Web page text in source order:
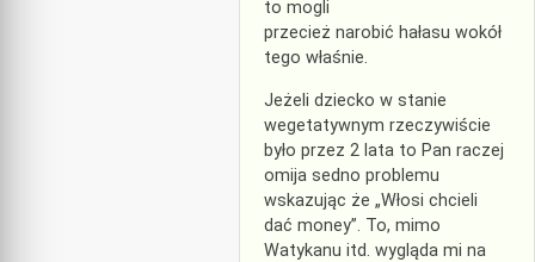
to mogli
przecież narobić hałasu wokół
tego właśnie.
Jeżeli dziecko w stanie
wegetatywnym rzeczywiście
było przez 2 lata to Pan raczej
omija sedno problemu
wskazując że „Włosi chcieli
dać money”. To, mimo
Watykanu itd. wygląda mi na